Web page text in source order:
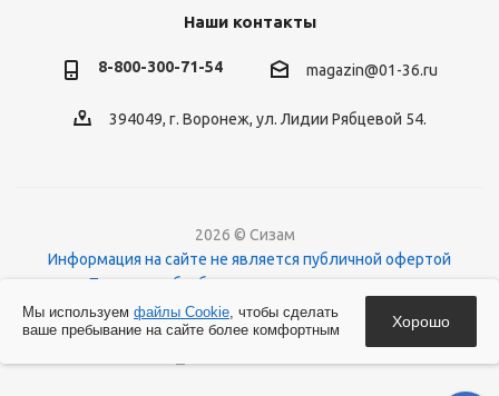
Наши контакты
8-800-300-71-54 magazin@01-36.ru
394049, г. Воронеж, ул. Лидии Рябцевой 54.
2026 © Сизам
Информация на сайте не является публичной офертой
Политика обработки персональных данных
О файлах Cookies
Мы используем файлы Cookie, чтобы сделать
ваше пребывание на сайте более комфортным
Хорошо